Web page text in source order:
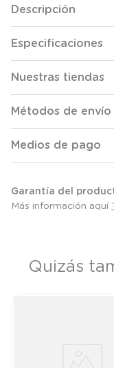
Descripción
Especificaciones
Nuestras tiendas
Métodos de envío
Medios de pago
Garantía del
Más información aquí
Quizás